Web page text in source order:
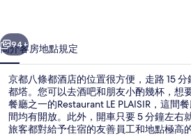
的
相
片
集
個 下一個
94+
簡介客房地點規定
京都八條都酒店的位置很方便，走路 15
都塔。您可以去酒吧和朋友小酌幾杯，想
餐廳之一的Restaurant LE PLAISIR，這間
間均有開放。此外，開車只要 5 分鐘左右
旅客都對給予住宿的友善員工和地點極高